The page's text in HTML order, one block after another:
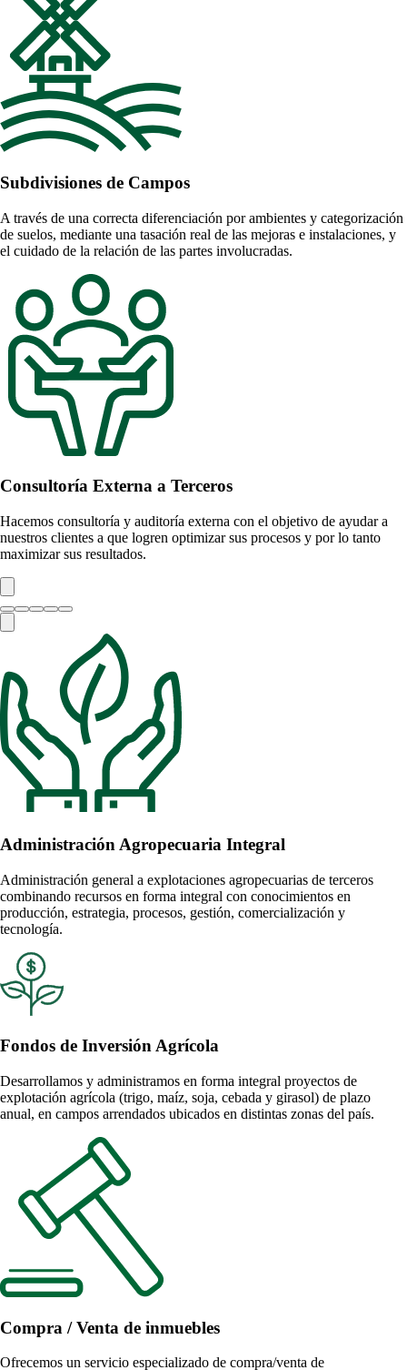
Subdivisiones de Campos
A través de una correcta diferenciación por ambientes y categorización
de suelos, mediante una tasación real de las mejoras e instalaciones, y
el cuidado de la relación de las partes involucradas.
Consultoría Externa a Terceros
Hacemos consultoría y auditoría externa con el objetivo de ayudar a
nuestros clientes a que logren optimizar sus procesos y por lo tanto
maximizar sus resultados.
Administración Agropecuaria Integral
Administración general a explotaciones agropecuarias de terceros
combinando recursos en forma integral con conocimientos en
producción, estrategia, procesos, gestión, comercialización y
tecnología.
Fondos de Inversión Agrícola
Desarrollamos y administramos en forma integral proyectos de
explotación agrícola (trigo, maíz, soja, cebada y girasol) de plazo
anual, en campos arrendados ubicados en distintas zonas del país.
Compra / Venta de inmuebles
Ofrecemos un servicio especializado de compra/venta de